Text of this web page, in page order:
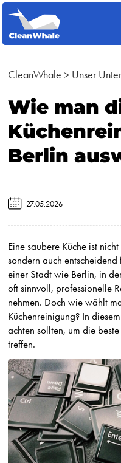
CleanWhale > Unser
Wie man
Berlin
27.05.2026
Eine saubere Küche ist
sondern auch
einer Stadt wie Berlin, in
oft sinnvoll, professionelle
nehmen. Doch wie wählt
Küchenreinigung? In
achten sollten, um die
treffen.